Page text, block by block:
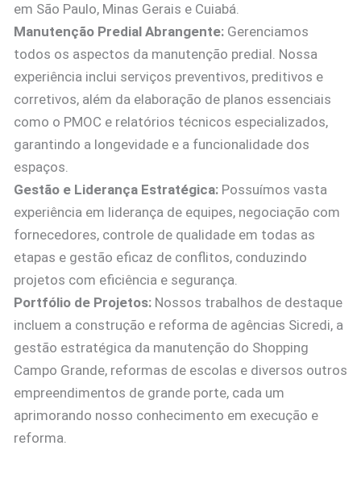
em São Paulo, Minas Gerais e Cuiabá.
Manutenção Predial Abrangente: Gerenciamos
todos os aspectos da manutenção predial. Nossa
experiência inclui serviços preventivos, preditivos e
corretivos, além da elaboração de planos essenciais
como o PMOC e relatórios técnicos especializados,
garantindo a longevidade e a funcionalidade dos
espaços.
Gestão e Liderança Estratégica: Possuímos vasta
experiência em liderança de equipes, negociação com
fornecedores, controle de qualidade em todas as
etapas e gestão eficaz de conflitos, conduzindo
projetos com eficiência e segurança.
Portfólio de Projetos: Nossos trabalhos de destaque
incluem a construção e reforma de agências Sicredi, a
gestão estratégica da manutenção do Shopping
Campo Grande, reformas de escolas e diversos outros
empreendimentos de grande porte, cada um
aprimorando nosso conhecimento em execução e
reforma.